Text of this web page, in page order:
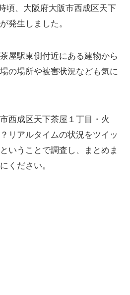
頃、大阪府大阪市西成区天下
発生しました。
屋駅東側付近にある建物から
の場所や被害状況なども気に
西成区天下茶屋１丁目・火
リアルタイムの状況をツイッ
いうことで調査し、まとめま
ください。